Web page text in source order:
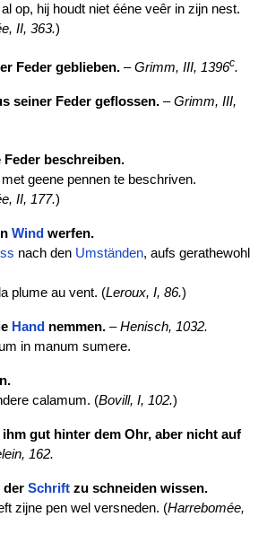
op, hij houdt niet ééne veêr in zijn nest.
II, 363.)
Feder geblieben.–Grimm, III, 1396c.
seiner Feder geflossen.–Grimm, III,
Feder beschreiben.
geene pennen te beschriven.
II, 177.)
Wind werfen.
nach den Umständen, aufs gerathewohl
plume au vent. (Leroux, I, 86.)
Hand nemmen.–Henisch, 1032.
in manum sumere.
calamum. (Bovill, I, 102.)
ihm gut hinter dem Ohr, aber nicht auf
162.
der Schriftzu schneiden wissen.
zijne pen wel versneden. (Harrebomée,